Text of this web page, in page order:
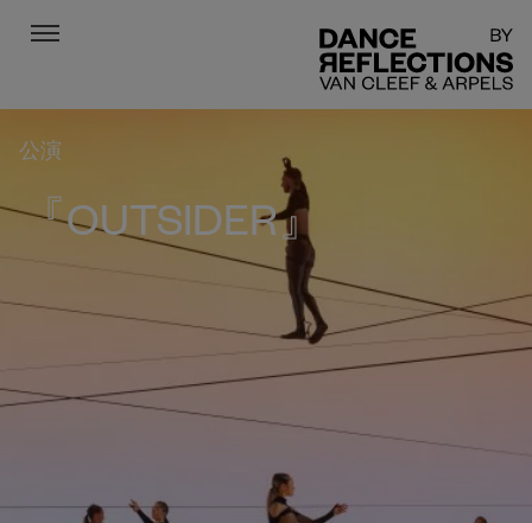
Menu
公演
『OUTSIDER』